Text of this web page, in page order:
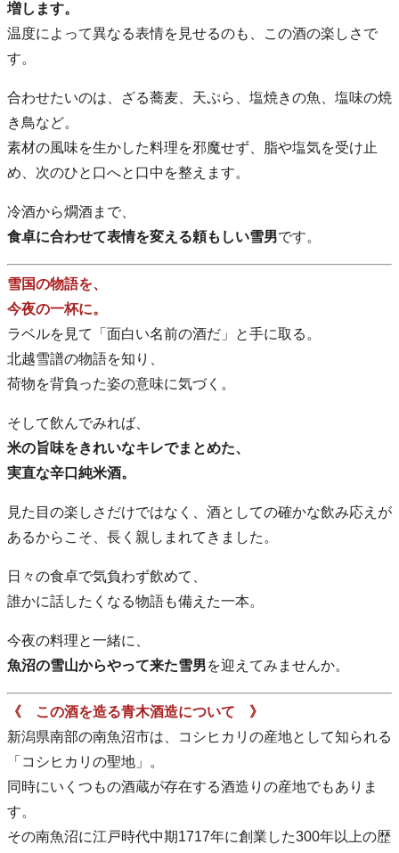
増します。
温度によって異なる表情を見せるのも、この酒の楽しさで
す。
合わせたいのは、ざる蕎麦、天ぷら、塩焼きの魚、塩味の焼
き鳥など。
素材の風味を生かした料理を邪魔せず、脂や塩気を受け止
め、次のひと口へと口中を整えます。
冷酒から燗酒まで、
食卓に合わせて表情を変える頼もしい雪男です。
雪国の物語を、
今夜の一杯に。
ラベルを見て「面白い名前の酒だ」と手に取る。
北越雪譜の物語を知り、
荷物を背負った姿の意味に気づく。
そして飲んでみれば、
米の旨味をきれいなキレでまとめた、
実直な辛口純米酒。
見た目の楽しさだけではなく、酒としての確かな飲み応えが
あるからこそ、長く親しまれてきました。
日々の食卓で気負わず飲めて、
誰かに話したくなる物語も備えた一本。
今夜の料理と一緒に、
魚沼の雪山からやって来た雪男を迎えてみませんか。
《 この酒を造る青木酒造について 》
新潟県南部の南魚沼市は、コシヒカリの産地として知られる
「コシヒカリの聖地」。
同時にいくつもの酒蔵が存在する酒造りの産地でもありま
す。
その南魚沼に江戸時代中期1717年に創業した300年以上の歴